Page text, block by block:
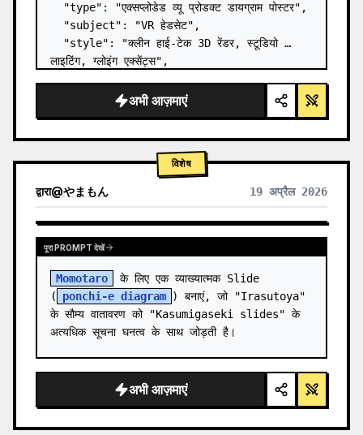
  "type": "एक्सप्लोडेड व्यू प्रोडक्ट डायग्राम पोस्टर",
  "subject": "VR हेडसेट",
  "style": "क्लीन हाई-टेक 3D रेंडर, स्टूडियो
लाइटिंग, ग्लोइंग एक्सेंट्स",
अभी आज़माएं
विशेष
द्वारा@やまもん 19 अप्रैल 2026
अन्य मॉडल के परिणाम देखें
पूरा PROMPT देखें
Momotaro
के लिए एक व्याख्यात्मक Slide
(
ponchi-e diagram ) बनाएं, जो "Irasutoya"
के सौम्य वातावरण को "Kasumigaseki slides" के
अत्यधिक सूचना घनत्व के साथ जोड़ती है।
अभी आज़माएं